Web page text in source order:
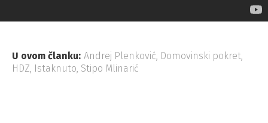
U ovom članku: Andrej Plenković, Domovinski pokret,
HDZ, Istaknuto, Stipo Mlinarić